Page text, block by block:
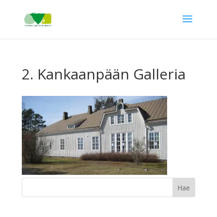
2. Kankaanpään Galleria